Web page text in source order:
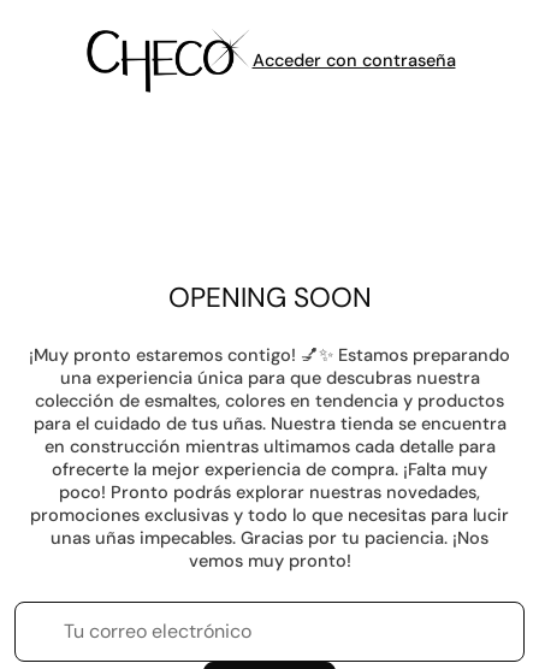
Acceder con contraseña
OPENING SOON
¡Muy pronto estaremos contigo! 💅✨ Estamos preparando
una experiencia única para que descubras nuestra
colección de esmaltes, colores en tendencia y productos
para el cuidado de tus uñas. Nuestra tienda se encuentra
en construcción mientras ultimamos cada detalle para
ofrecerte la mejor experiencia de compra. ¡Falta muy
poco! Pronto podrás explorar nuestras novedades,
promociones exclusivas y todo lo que necesitas para lucir
unas uñas impecables. Gracias por tu paciencia. ¡Nos
vemos muy pronto!